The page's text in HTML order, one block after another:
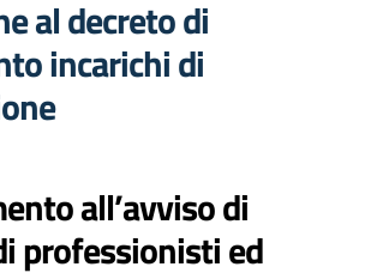
al decreto di
incarichi di
all’avviso di
professionisti ed